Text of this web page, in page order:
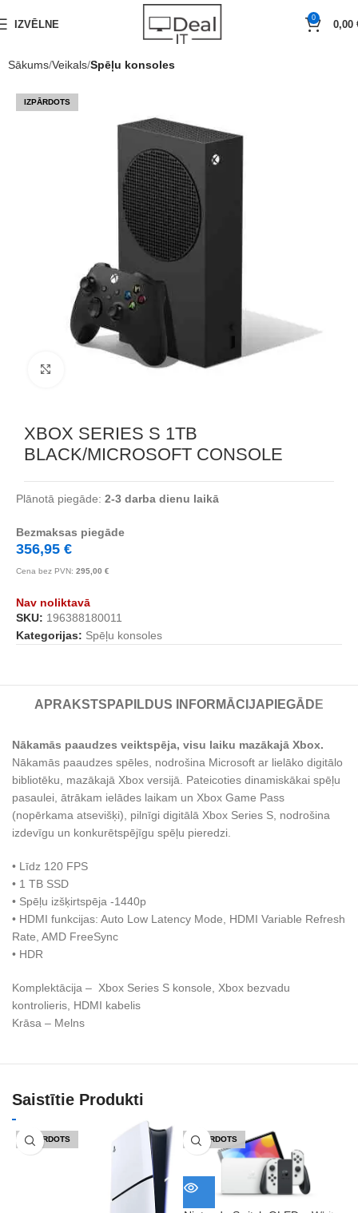
IZVĒLNE
0
0,00
Sākums Veikals Spēļu konsoles
IZPĀRDOTS
Noklikšķiniet, lai palielinātu
XBOX SERIES S 1TB
BLACK/MICROSOFT CONSOLE
Plānotā piegāde: 2-3 darba dienu laikā
Bezmaksas piegāde
356,95 €
Cena bez PVN: 295,00 €
Nav noliktavā
SKU: 196388180011
Kategorijas: Spēļu konsoles
APRAKSTS PAPILDUS INFORMĀCIJA PIEGĀDE
Nākamās paaudzes veiktspēja, visu laiku mazākajā Xbox.
Nākamās paaudzes spēles, nodrošina Microsoft ar lielāko digitālo
bibliotēku, mazākajā Xbox versijā. Pateicoties dinamiskākai spēļu
pasaulei, ātrākam ielādes laikam un Xbox Game Pass
(nopērkama atsevišķi), pilnīgi digitālā Xbox Series S, nodrošina
izdevīgu un konkurētspējīgu spēļu pieredzi.
• Līdz 120 FPS
• 1 TB SSD
• Spēļu izšķirtspēja -1440p
• HDMI funkcijas: Auto Low Latency Mode, HDMI Variable Refresh
Rate, AMD FreeSync
• HDR
Komplektācija – Xbox Series S konsole, Xbox bezvadu
kontrolieris, HDMI kabelis
Krāsa – Melns
Saistītie Produkti
IZPĀRDOTS IZPĀRDOTS